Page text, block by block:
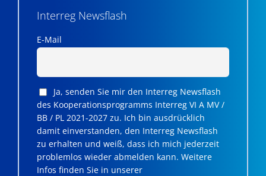
Interreg Newsflash
E-Mail
Ja, senden Sie mir den Interreg Newsflash
des Kooperationsprogramms Interreg VI A MV /
BB / PL 2021-2027 zu. Ich bin ausdrücklich
damit einverstanden, den Interreg Newsflash
zu erhalten und weiß, dass ich mich jederzeit
problemlos wieder abmelden kann. Weitere
Infos finden Sie in unserer